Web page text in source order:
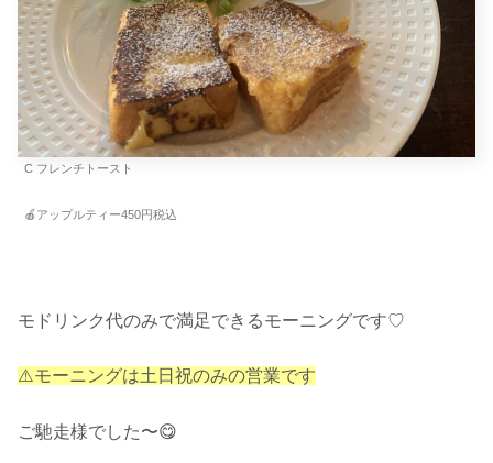
C フレンチトースト
🍎アップルティー450円税込
モドリンク代のみで満足できるモーニングです♡
⚠️モーニングは土日祝のみの営業です
ご馳走様でした〜😋